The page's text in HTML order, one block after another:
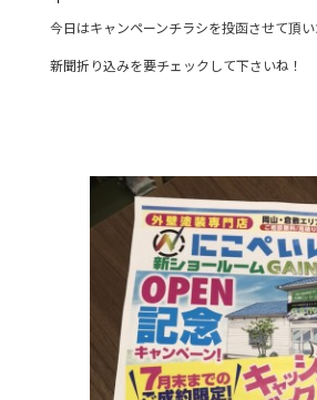
今日はキャンペーンチラシを投函させて頂
新聞折り込みを要チェックして下さいね！